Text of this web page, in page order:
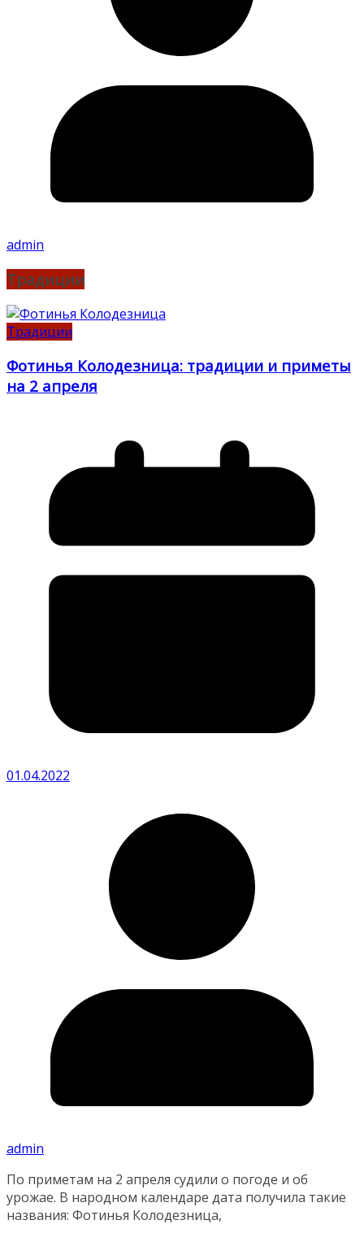
admin
Традиции
Традиции
Фотинья Колодезница: традиции и приметы
на 2 апреля
01.04.2022
admin
По приметам на 2 апреля судили о погоде и об
урожае. В народном календаре дата получила такие
названия: Фотинья Колодезница,